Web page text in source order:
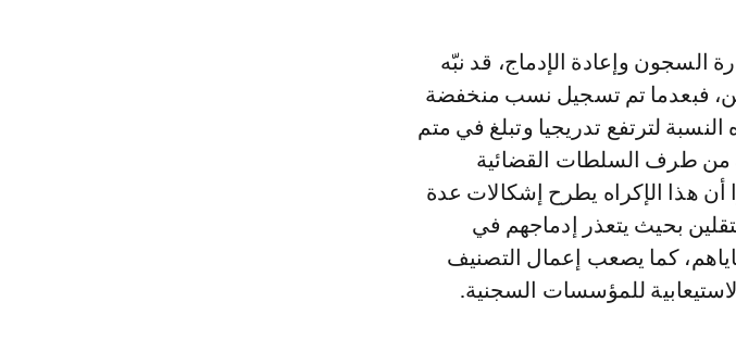
السجون وإعادة الإدماج، قد نبّه
فبعدما تم تسجيل نسب منخفضة
دجنبر 2019، عادت هذه النسبة لترتفع تدريجيا وتبلغ في متم
من طرف السلطات القضائية
أن هذا الإكراه يطرح إشكالات عدة
بحيث يتعذر إدماجهم في
كما يصعب إعمال التصنيف
للمؤسسات السجنية.